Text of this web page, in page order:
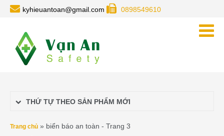
kyhieuantoan@gmail.com 0898549610
THỨ TỰ THEO SẢN PHẨM MỚI
Trang chủ » biển báo an toàn - Trang 3